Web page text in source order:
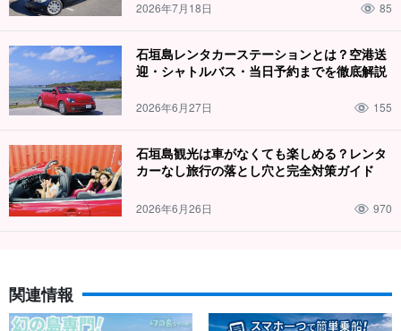
2026年7月18日 85
石垣島レンタカーステーションとは？空港送
迎・シャトルバス・当日予約までを徹底解説
2026年6月27日 155
石垣島観光は車がなくても楽しめる？レンタ
カーなし旅行の落とし穴と完全対策ガイド
2026年6月26日 970
関連情報